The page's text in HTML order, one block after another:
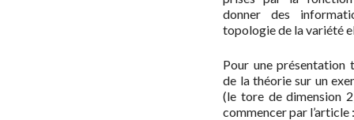
donner des
topologie de la variété
Pour une présentation
de la théorie sur un
(le tore de dimension
commencer par l’article